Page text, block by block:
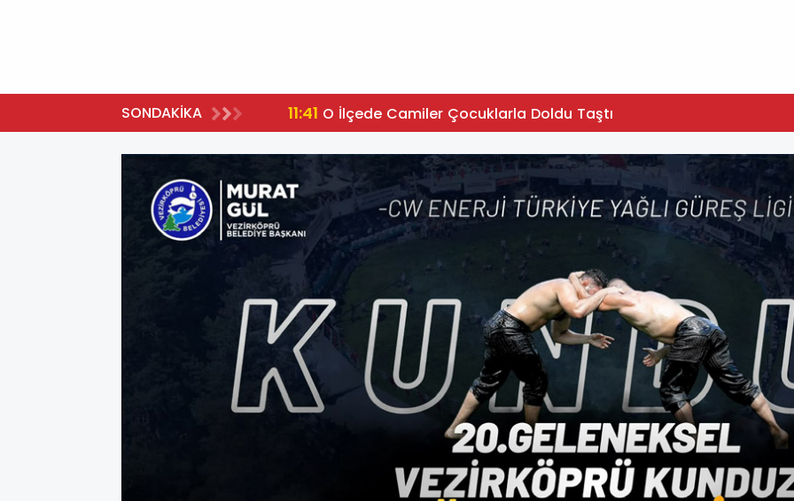
SONDAKİKA 11:41 O İlçede Camiler Çocuklarla Doldu Taştı